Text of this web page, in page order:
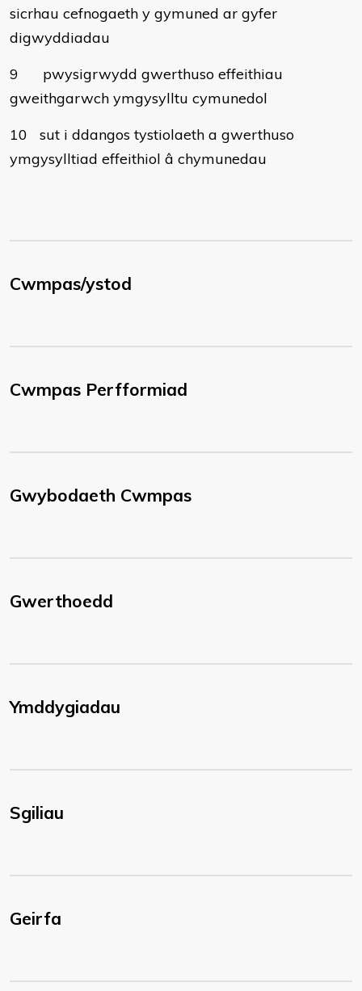
sicrhau cefnogaeth y gymuned ar gyfer
digwyddiadau
9
pwysigrwydd gwerthuso effeithiau
gweithgarwch ymgysylltu cymunedol
10
sut i ddangos tystiolaeth a gwerthuso
ymgysylltiad effeithiol â chymunedau
Cwmpas/ystod
Cwmpas Perfformiad
Gwybodaeth Cwmpas
Gwerthoedd
Ymddygiadau
Sgiliau
Geirfa